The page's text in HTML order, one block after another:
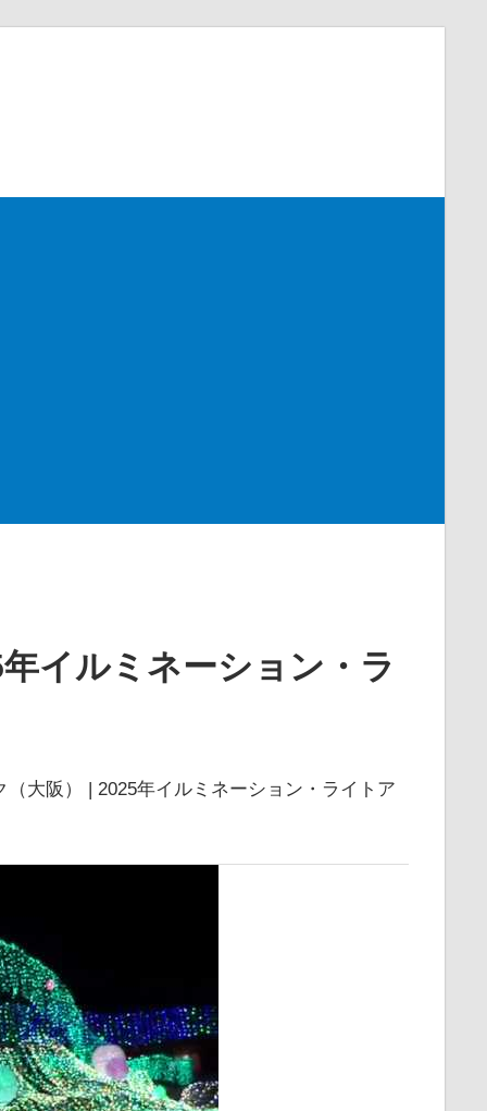
イルミネーション・ラ
（大阪） | 2025年イルミネーション・ライトア